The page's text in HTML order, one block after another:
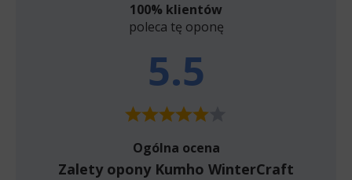
100% klientów
poleca tę oponę
5.5
Ogólna ocena
Zalety opony Kumho WinterCraft